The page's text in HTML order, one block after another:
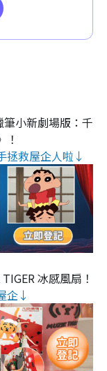
筆小新劇場版：千
拯救屋企人啦↓
冰感風扇！
企↓